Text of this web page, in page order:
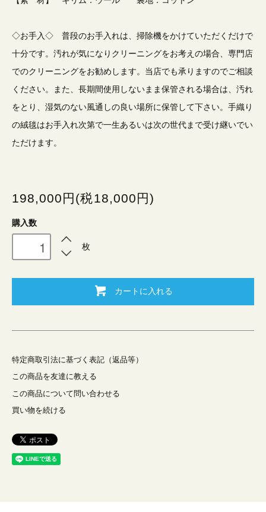
◇お手入◇ 普段のお手入れは、掃除機をかけていただくだけで
十分です。汚れが気になりクリーニングをお考えの場合、専門店
でのクリーニングをお勧めします。当店でも承りますのでご相談
ください。また、長期間使用しないまま保管される場合は、汚れ
をとり、湿気のない風通しの良い場所に保管して下さい。手織り
の絨毯はお手入れ次第で一生あるいは次の世代まで受け継いでい
ただけます。
198,000円(税18,000円)
購入数
枚
カートに入れる
特定商取引法に基づく表記（返品等）
この商品を友達に教える
この商品について問い合わせる
買い物を続ける